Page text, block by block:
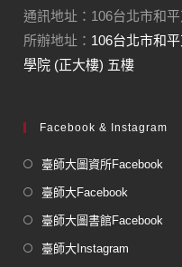
通訊地址：106台北市和
所辦地址： 106台北市和
學院 (正大樓) 五樓
Facebook & Instagram
臺師大圖資所Facebook
臺師大Facebook
臺師大圖書館Facebook
臺師大Instagram